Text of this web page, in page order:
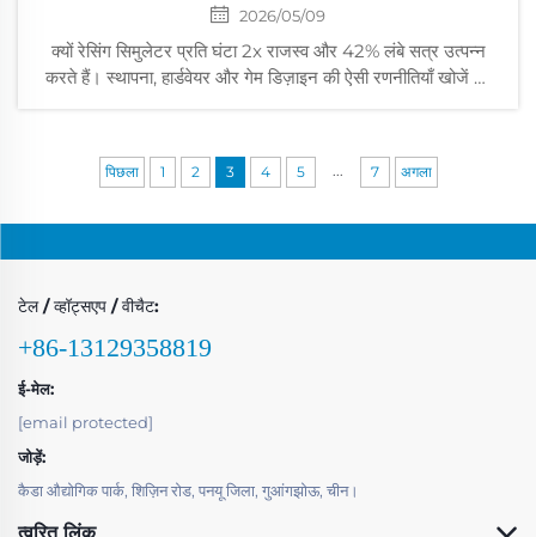
2026/05/09
क्यों रेसिंग सिमुलेटर प्रति घंटा 2x राजस्व और 42% लंबे सत्र उत्पन्न
करते हैं। स्थापना, हार्डवेयर और गेम डिज़ाइन की ऐसी रणनीतियाँ खोजें जो
पिछला 1 2 3 4 5 ... 7 अगला
टेल / व्हॉट्सएप / वीचैट:
+86-13129358819
ई-मेल:
[email protected]
जोड़ें:
कैडा औद्योगिक पार्क, शिज़िन रोड, पनयू जिला, गुआंगझोऊ, चीन।